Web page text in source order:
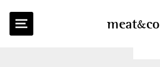
meatco
TERUG NAAR OVERZICHT